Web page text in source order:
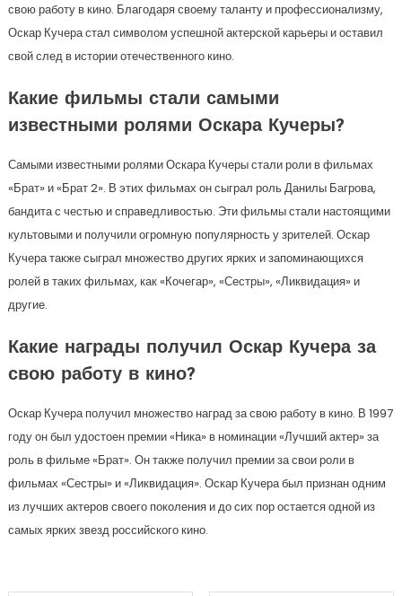
свою работу в кино. Благодаря своему таланту и профессионализму,
Оскар Кучера стал символом успешной актерской карьеры и оставил
свой след в истории отечественного кино.
Какие фильмы стали самыми
известными ролями Оскара Кучеры?
Самыми известными ролями Оскара Кучеры стали роли в фильмах
«Брат» и «Брат 2». В этих фильмах он сыграл роль Данилы Багрова,
бандита с честью и справедливостью. Эти фильмы стали настоящими
культовыми и получили огромную популярность у зрителей. Оскар
Кучера также сыграл множество других ярких и запоминающихся
ролей в таких фильмах, как «Кочегар», «Сестры», «Ликвидация» и
другие.
Какие награды получил Оскар Кучера за
свою работу в кино?
Оскар Кучера получил множество наград за свою работу в кино. В 1997
году он был удостоен премии «Ника» в номинации «Лучший актер» за
роль в фильме «Брат». Он также получил премии за свои роли в
фильмах «Сестры» и «Ликвидация». Оскар Кучера был признан одним
из лучших актеров своего поколения и до сих пор остается одной из
самых ярких звезд российского кино.